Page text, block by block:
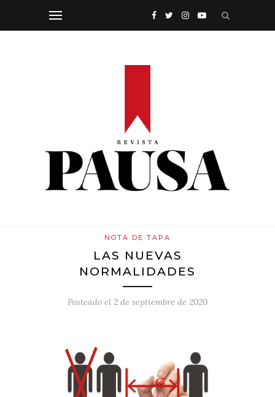
NOTA DE TAPA
LAS NUEVAS
NORMALIDADES
Posteado el 2 de septiembre de 2020